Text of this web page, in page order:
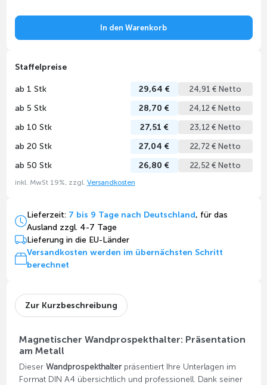
In den Warenkorb
Staffelpreise
ab 1 Stk 29,64 € 24,91 € Netto
ab 5 Stk 28,70 € 24,12 € Netto
ab 10 Stk 27,51 € 23,12 € Netto
ab 20 Stk 27,04 € 22,72 € Netto
ab 50 Stk 26,80 € 22,52 € Netto
inkl. MwSt 19%, zzgl. Versandkosten
Lieferzeit: 7 bis 9 Tage nach Deutschland, für das
Ausland zzgl. 4-7 Tage
Lieferung in die EU-Länder
Versandkosten werden im übernächsten Schritt
berechnet
Zur Kurzbeschreibung
Magnetischer Wandprospekthalter: Präsentation
am Metall
Dieser Wandprospekthalterpräsentiert Ihre Unterlagen im
Format DIN A4 übersichtlich und professionell. Dank seiner